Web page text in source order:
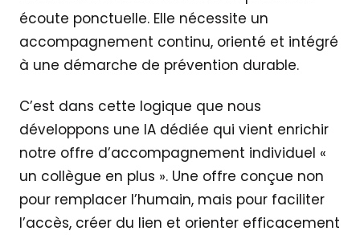
écoute ponctuelle. Elle nécessite un
accompagnement continu, orienté et intégré
à une démarche de prévention durable.
C’est dans cette logique que nous
développons une IA dédiée qui vient enrichir
notre offre d’accompagnement individuel «
un collègue en plus ». Une offre conçue non
pour remplacer l’humain, mais pour faciliter
l’accès, créer du lien et orienter efficacement